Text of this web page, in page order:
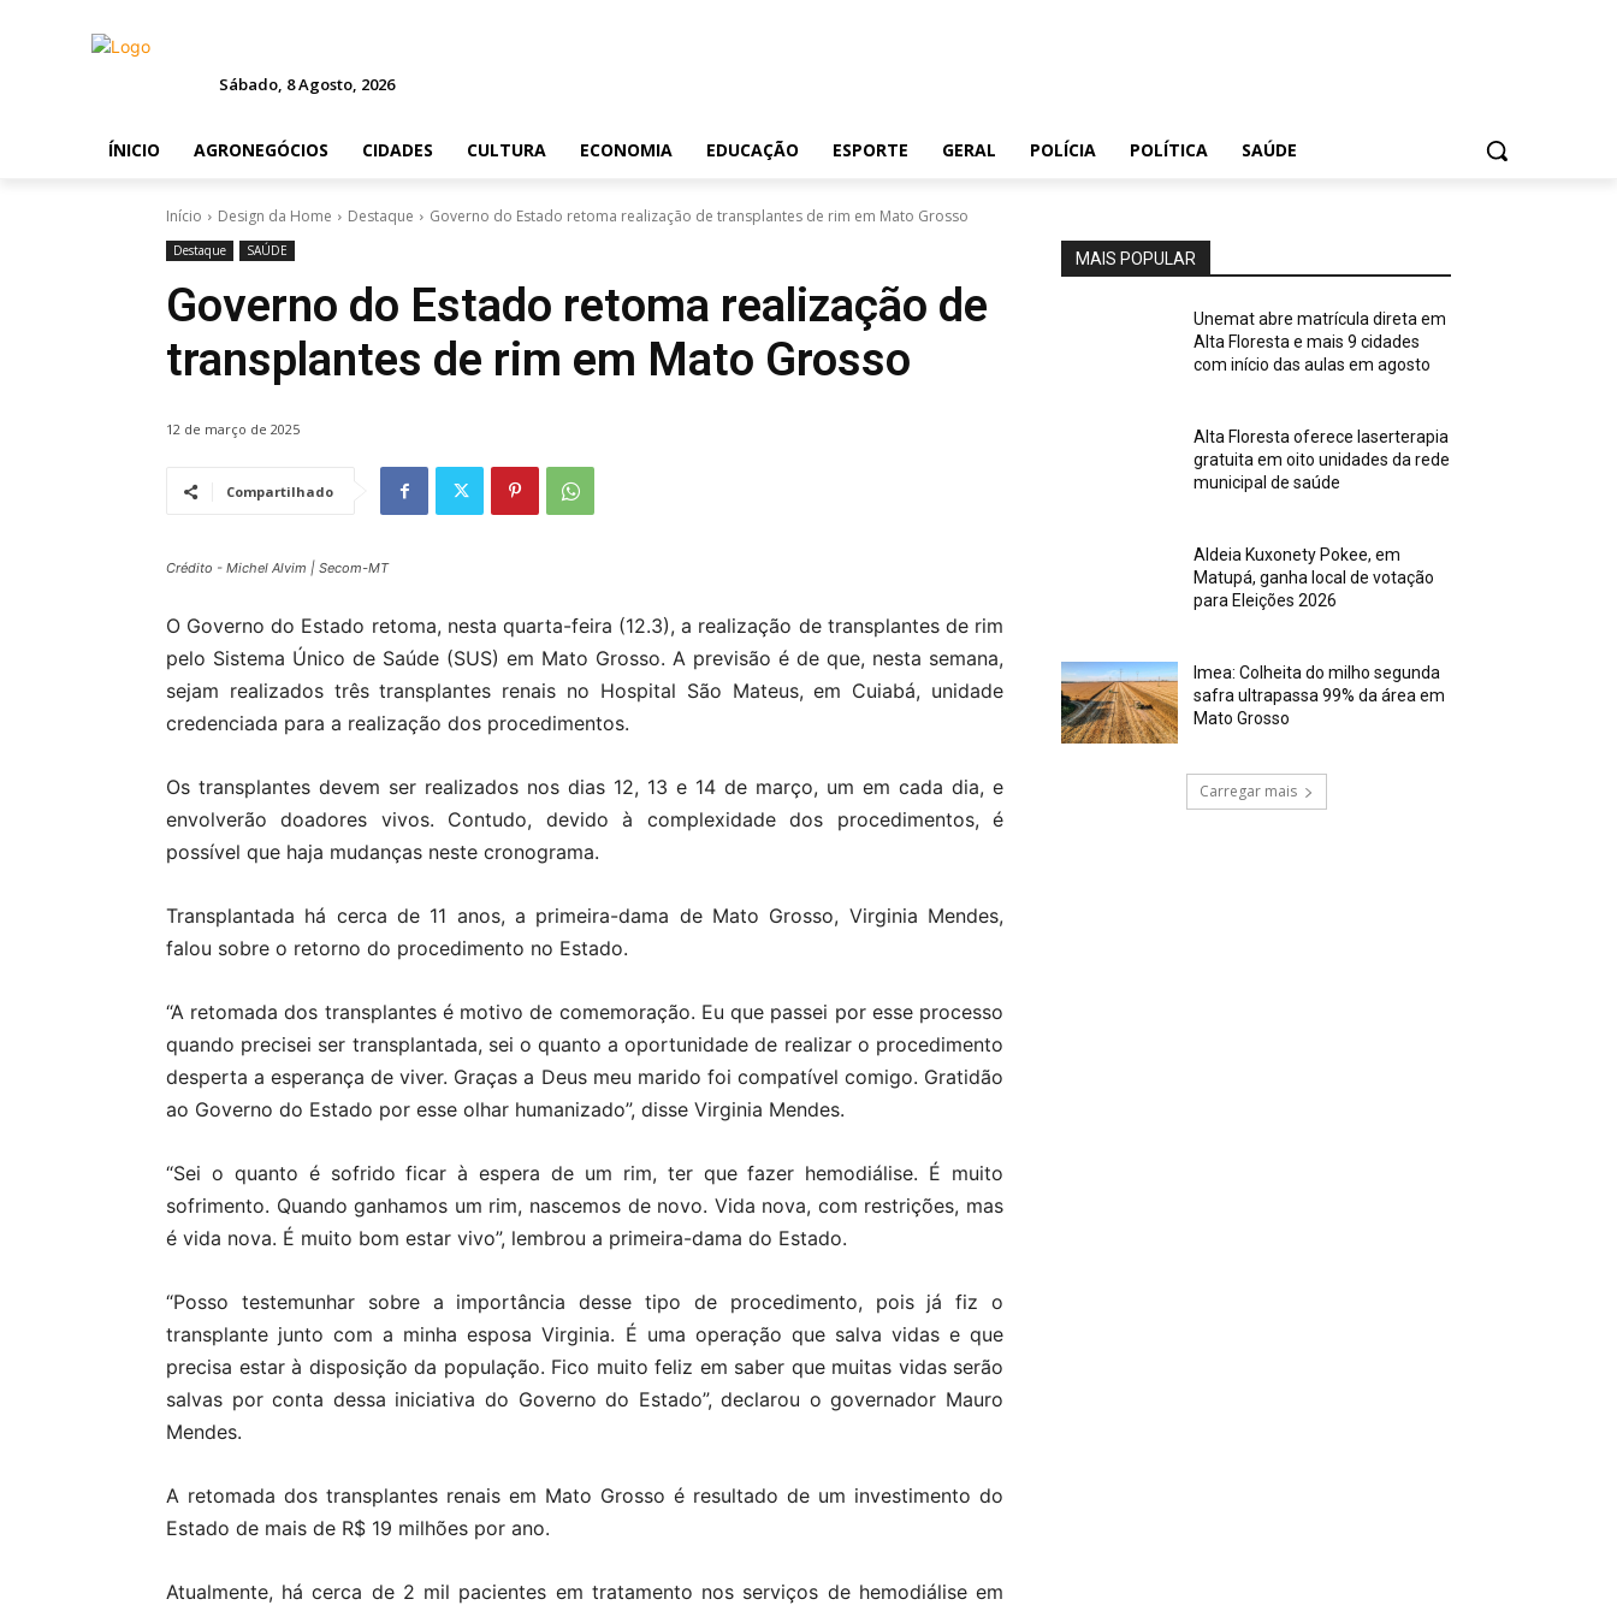
Sábado, 8 Agosto, 2026
ÍNICIO AGRONEGÓCIOS CIDADES CULTURA ECONOMIA EDUCAÇÃO ESPORTE GERAL POLÍCIA POLÍTICA SAÚDE
Início Design da Home Destaque Governo do Estado retoma realização de transplantes de rim em Mato Grosso
Destaque SAÚDE
Governo do Estado retoma realização de
transplantes de rim em Mato Grosso
12 de março de 2025
Compartilhado
Crédito - Michel Alvim | Secom-MT
O Governo do Estado retoma, nesta quarta-feira (12.3), a realização de transplantes de rim
pelo Sistema Único de Saúde (SUS) em Mato Grosso. A previsão é de que, nesta semana,
sejam realizados três transplantes renais no Hospital São Mateus, em Cuiabá, unidade
credenciada para a realização dos procedimentos.
Os transplantes devem ser realizados nos dias 12, 13 e 14 de março, um em cada dia, e
envolverão doadores vivos. Contudo, devido à complexidade dos procedimentos, é
possível que haja mudanças neste cronograma.
Transplantada há cerca de 11 anos, a primeira-dama de Mato Grosso, Virginia Mendes,
falou sobre o retorno do procedimento no Estado.
“A retomada dos transplantes é motivo de comemoração. Eu que passei por esse processo
quando precisei ser transplantada, sei o quanto a oportunidade de realizar o procedimento
desperta a esperança de viver. Graças a Deus meu marido foi compatível comigo. Gratidão
ao Governo do Estado por esse olhar humanizado”, disse Virginia Mendes.
“Sei o quanto é sofrido ficar à espera de um rim, ter que fazer hemodiálise. É muito
sofrimento. Quando ganhamos um rim, nascemos de novo. Vida nova, com restrições, mas
é vida nova. É muito bom estar vivo”, lembrou a primeira-dama do Estado.
“Posso testemunhar sobre a importância desse tipo de procedimento, pois já fiz o
transplante junto com a minha esposa Virginia. É uma operação que salva vidas e que
precisa estar à disposição da população. Fico muito feliz em saber que muitas vidas serão
salvas por conta dessa iniciativa do Governo do Estado”, declarou o governador Mauro
Mendes.
A retomada dos transplantes renais em Mato Grosso é resultado de um investimento do
Estado de mais de R$ 19 milhões por ano.
Atualmente, há cerca de 2 mil pacientes em tratamento nos serviços de hemodiálise em
MAIS POPULAR
Unemat abre matrícula direta em
Alta Floresta e mais 9 cidades
com início das aulas em agosto
Alta Floresta oferece laserterapia
gratuita em oito unidades da rede
municipal de saúde
Aldeia Kuxonety Pokee, em
Matupá, ganha local de votação
para Eleições 2026
Imea: Colheita do milho segunda
safra ultrapassa 99% da área em
Mato Grosso
Carregar mais